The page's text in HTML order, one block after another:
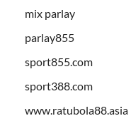
mix parlay
parlay855
sport855.com
sport388.com
www.ratubola88.asia